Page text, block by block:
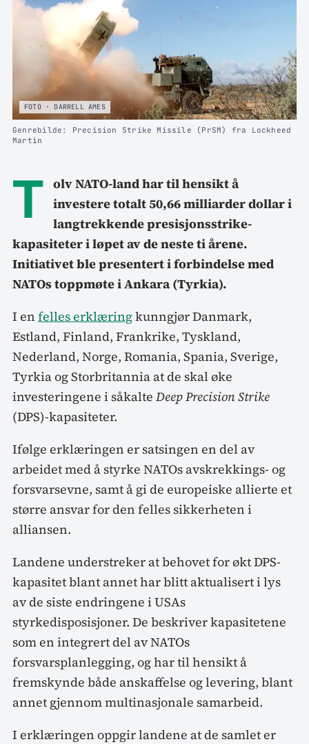
FOTO · DARRELL AMES
Genrebilde: Precision Strike Missile (PrSM) fra Lockheed
Martin
T olv NATO-land har til hensikt å
investere totalt 50,66 milliarder dollar i
langtrekkende presisjonsstrike-
kapasiteter i løpet av de neste ti årene.
Initiativet ble presentert i forbindelse med
NATOs toppmøte i Ankara (Tyrkia).
I en felles erklæringkunngjør Danmark,
Estland, Finland, Frankrike, Tyskland,
Nederland, Norge, Romania, Spania, Sverige,
Tyrkia og Storbritannia at de skal øke
investeringene i såkalte Deep Precision Strike
(DPS)-kapasiteter.
Ifølge erklæringen er satsingen en del av
arbeidet med å styrke NATOs avskrekkings- og
forsvarsevne, samt å gi de europeiske allierte et
større ansvar for den felles sikkerheten i
alliansen.
Landene understreker at behovet for økt DPS-
kapasitet blant annet har blitt aktualisert i lys
av de siste endringene i USAs
styrkedisposisjoner. De beskriver kapasitetene
som en integrert del av NATOs
forsvarsplanlegging, og har til hensikt å
fremskynde både anskaffelse og levering, blant
annet gjennom multinasjonale samarbeid.
I erklæringen oppgir landene at de samlet er